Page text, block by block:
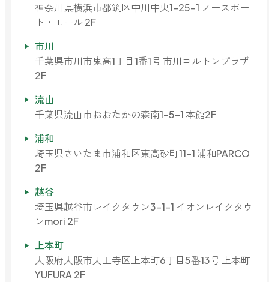
神奈川県横浜市都筑区中川中央1-25-1 ノースポー
ト・モール 2F
市川
千葉県市川市鬼高1丁目1番1号 市川コルトンプラザ
2F
流山
千葉県流山市おおたかの森南1-5-1 本館2F
浦和
埼玉県さいたま市浦和区東高砂町11-1 浦和PARCO
2F
越谷
埼玉県越谷市レイクタウン3-1-1 イオンレイクタウ
ンmori 2F
上本町
大阪府大阪市天王寺区上本町6丁目5番13号 上本町
YUFURA 2F